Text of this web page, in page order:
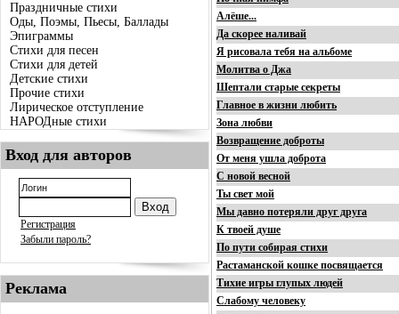
Праздничные стихи
Оды, Поэмы, Пьесы, Баллады
Эпиграммы
Стихи для песен
Стихи для детей
Детские стихи
Прочие стихи
Лирическое отступление
НАРОДные стихи
Вход для авторов
Регистрация
Забыли пароль?
Реклама
Алёше...
Да скорее наливай
Я рисовала тебя на альбоме
Молитва о Джа
Шептали старые секреты
Главное в жизни любить
Зона любви
Возвращение доброты
От меня ушла доброта
С новой весной
Ты свет мой
Мы давно потеряли друг друга
К твоей душе
По пути собирая стихи
Растаманской кошке посвящается
Тихие игры глупых людей
Слабому человеку